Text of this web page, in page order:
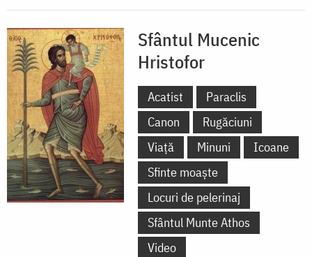
Sfântul Mucenic
Hristofor
Acatist
Paraclis
Canon
Rugăciuni
Viață
Minuni
Icoane
Sfinte moaște
Locuri de pelerinaj
Sfântul Munte Athos
Video